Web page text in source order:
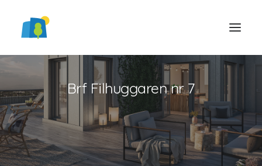
Brf Filhuggaren nr 7